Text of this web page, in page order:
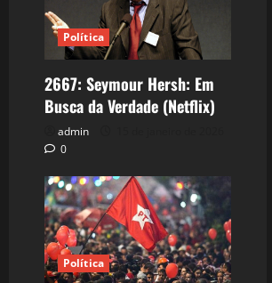
Política
2667: Seymour Hersh: Em
Busca da Verdade (Netflix)
admin
0
Política